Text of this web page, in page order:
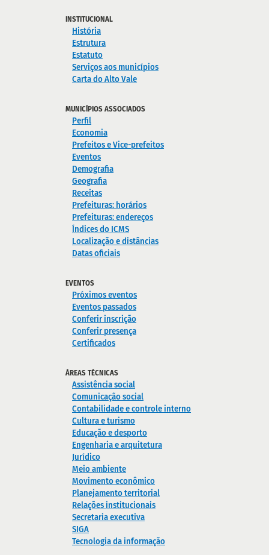
INSTITUCIONAL
História
Estrutura
Estatuto
Serviços aos municípios
Carta do Alto Vale
MUNICÍPIOS ASSOCIADOS
Perfil
Economia
Prefeitos e Vice-prefeitos
Eventos
Demografia
Geografia
Receitas
Prefeituras: horários
Prefeituras: endereços
Índices do ICMS
Localização e distâncias
Datas oficiais
EVENTOS
Próximos eventos
Eventos passados
Conferir inscrição
Conferir presença
Certificados
ÁREAS TÉCNICAS
Assistência social
Comunicação social
Contabilidade e controle interno
Cultura e turismo
Educação e desporto
Engenharia e arquitetura
Jurídico
Meio ambiente
Movimento econômico
Planejamento territorial
Relações institucionais
Secretaria executiva
SIGA
Tecnologia da informação